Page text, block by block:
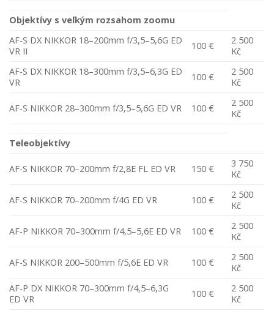
Objektívy s veľkým rozsahom zoomu
AF-S DX NIKKOR 18–200mm f/3,5–5,6G ED
VR II
100 €
2 500
Kč
AF-S DX NIKKOR 18–300mm f/3,5–6,3G ED
VR
100 €
2 500
Kč
AF-S NIKKOR 28–300mm f/3,5–5,6G ED VR 100 €
2 500
Kč
Teleobjektívy
AF-S NIKKOR 70–200mm f/2,8E FL ED VR 150 €
3 750
Kč
AF-S NIKKOR 70–200mm f/4G ED VR 100 €
2 500
Kč
AF-P NIKKOR 70–300mm f/4,5–5,6E ED VR 100 €
2 500
Kč
AF-S NIKKOR 200–500mm f/5,6E ED VR 100 €
2 500
Kč
AF-P DX NIKKOR 70–300mm f/4,5–6,3G
ED VR
100 €
2 500
Kč